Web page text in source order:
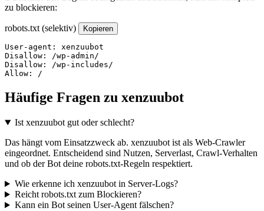
zu blockieren:
robots.txt (selektiv) Kopieren
User-agent: xenzuubot
Disallow: /wp-admin/
Disallow: /wp-includes/
Allow: /
Häufige Fragen zu xenzuubot
Ist xenzuubot gut oder schlecht?
Das hängt vom Einsatzzweck ab. xenzuubot ist als Web-Crawler
eingeordnet. Entscheidend sind Nutzen, Serverlast, Crawl-Verhalten
und ob der Bot deine robots.txt-Regeln respektiert.
Wie erkenne ich xenzuubot in Server-Logs?
Reicht robots.txt zum Blockieren?
Kann ein Bot seinen User-Agent fälschen?